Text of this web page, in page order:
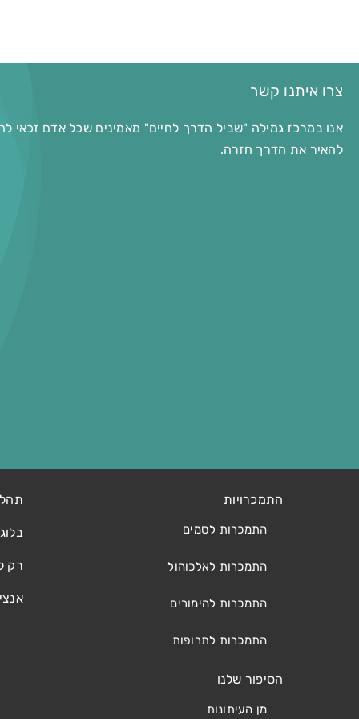
צרו איתנו קשר
אנו במרכז גמילה "שביל הדרך לחיים" מאמינים שכל אדם זכאי
להאיר את הדרך חזרה.
התמכרויות
התמכרות לסמים
התמכרות לאלכוהול
התמכרות להימורים
התמכרות לתרופות
הסיפור שלנו
מן העיתונות
בלוג
רק